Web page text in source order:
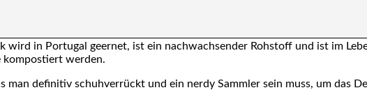
und umweltgerecht gesourced werden und nach Nutzung dem
als umweltproblematisch zu werten sind.
in Portugal geernet, ist ein nachwachsender Rohstoff und ist im
kompostiert werden.
man definitiv schuhverrückt und ein nerdy Sammler sein muss, um das